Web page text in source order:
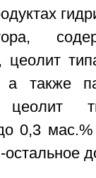
цеолит
также
0,3